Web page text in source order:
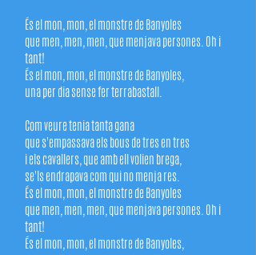
És el mon, mon, el monstre de Banyoles
que men, men, men, que menjava persones. Oh i
tant!
És el mon, mon, el monstre de Banyoles,
una per dia sense fer terrabastall.
Com veure tenia tanta gana
que s'empassava els bous de tres en tres
i els cavallers, que amb ell volien brega,
se'ls endrapava com qui no menja res.
És el mon, mon, el monstre de Banyoles
que men, men, men, que menjava persones. Oh i
tant!
És el mon, mon, el monstre de Banyoles,